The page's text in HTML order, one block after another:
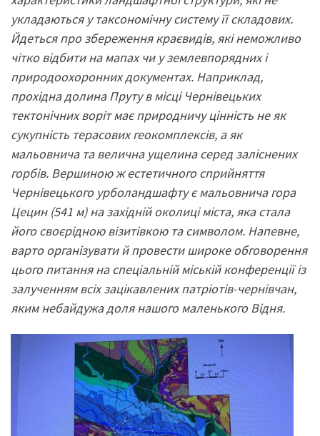
укладаються у таксономічну систему її складових.
Йдеться про збереження краєвидів, які неможливо
чітко відбити на мапах чи у землевпорядних і
природоохоронних документах. Наприклад,
прохідна долина Пруту в місці Чернівецьких
тектонічних воріт має природничу цінність не як
сукупність терасових геокомплексів, а як
мальовнича та велична ущелина серед заліснених
горбів. Вершиною ж естетичного сприйняття
Чернівецького урболандшафту є мальовнича гора
Цецин (541 м) на західній околиці міста, яка стала
його своєрідною візитівкою та символом. Напевне,
варто організувати й провести широке обговорення
цього питання на спеціальній міській конференції із
залученням всіх зацікавлених патріотів-чернівчан,
яким небайдужа доля нашого маленького Відня.